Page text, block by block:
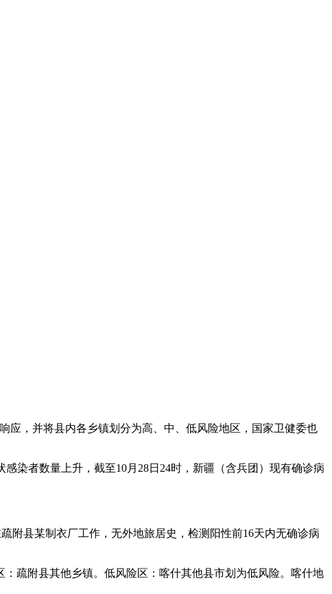
应，并将县内各乡镇划分为高、中、低风险地区，国家卫健委也
染者数量上升，截至10月28日24时，新疆（含兵团）现有确诊病
附县某制衣厂工作，无外地旅居史，检测阳性前16天内无确诊病
疏附县其他乡镇。低风险区：喀什其他县市划为低风险。喀什地